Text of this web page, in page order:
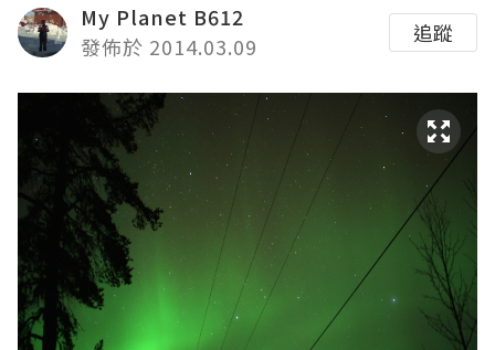
My Planet B612
發佈於 2014.03.09
追蹤